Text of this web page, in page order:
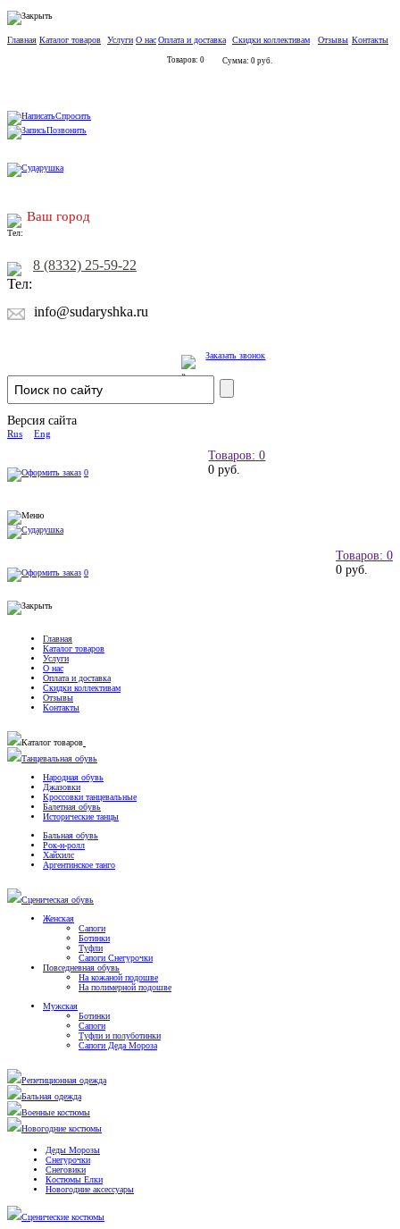
Главная Каталог товаров Услуги О насОплата и доставка Скидки коллективам Отзывы Контакты
Товаров: 0 Сумма: 0 руб.
Спросить
Позвонить
Ваш город
8 (8332) 25-59-22
info@sudaryshka.ru
Заказать звонок
Версия сайта
Rus Eng
Товаров: 0
0 руб.
0
Товаров: 0
0 руб.
0
Главная
Каталог товаров
Услуги
О нас
Оплата и доставка
Скидки коллективам
Отзывы
Контакты
Каталог товаров
Танцевальная обувь
Народная обувь
Джазовки
Кроссовки танцевальные
Балетная обувь
Исторические танцы
Бальная обувь
Рок-н-ролл
Хайхилс
Аргентинское танго
Сценическая обувь
Женская
Сапоги
Ботинки
Туфли
Сапоги Снегурочки
Повседневная обувь
На кожаной подошве
На полимерной подошве
Мужская
Ботинки
Сапоги
Туфли и полуботинки
Сапоги Деда Мороза
Репетиционная одежда
Бальная одежда
Военные костюмы
Новогодние костюмы
Деды Морозы
Снегурочки
Снеговики
Костюмы Елки
Новогодние аксессуары
Сценические костюмы